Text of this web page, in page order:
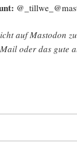
auf Mast­o­don
oder das gute